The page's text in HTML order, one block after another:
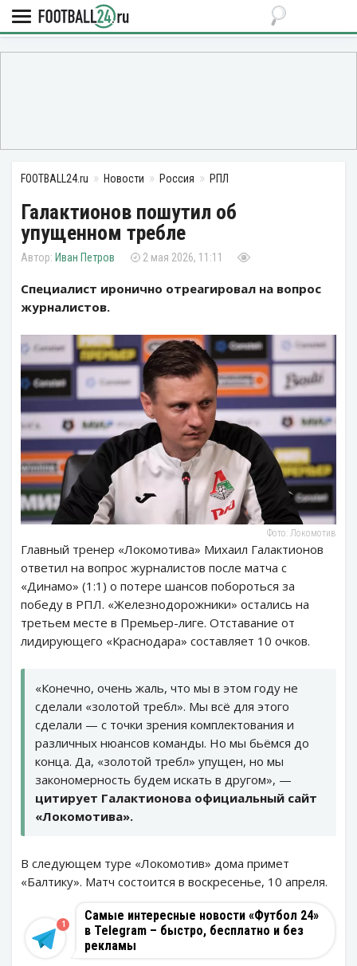
FOOTBALL24.ru Новости Россия РПЛ
Галактионов пошутил об
упущенном требле
Иван Петров 2 мая 2026, 11:11
Специалист иронично отреагировал на вопрос
журналистов.
Фото: Локомотив
Главный тренер «Локомотива» Михаил Галактионов
ответил на вопрос журналистов после матча с
«Динамо» (1:1) о потере шансов побороться за
победу в РПЛ. «Железнодорожники» остались на
третьем месте в Премьер-лиге. Отставание от
лидирующего «Краснодара» составляет 10 очков.
«Конечно, очень жаль, что мы в этом году не
сделали «золотой требл». Мы всё для этого
сделали — с точки зрения комплектования и
различных нюансов команды. Но мы бьёмся до
конца. Да, «золотой требл» упущен, но мы
закономерность будем искать в другом», —
цитирует Галактионова официальный сайт
«Локомотива».
В следующем туре «Локомотив» дома примет
«Балтику». Матч состоится в воскресенье, 10 апреля.
Самые интересные новости «Футбол 24»
в Telegram – быстро, бесплатно и без
рекламы
1